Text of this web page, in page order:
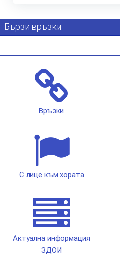
Бързи връзки
Връзки
С лице към хората
Актуална информация
ЗДОИ